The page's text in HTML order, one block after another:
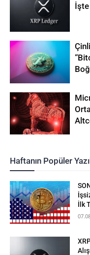
Haftanın Popüler
İlk